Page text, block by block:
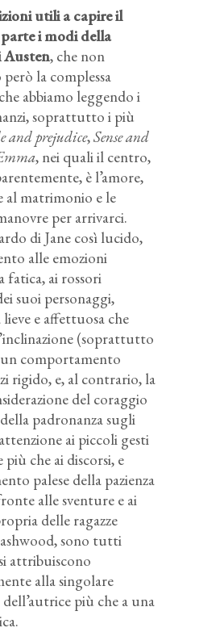
utili a capire il
i modi della
, che non
però la complessa
abbiamo leggendo i
soprattutto i più
and prejudice,Sense and
, nei quali il centro,
è l’amore,
al matrimonio e le
per arrivarci.
di Jane così lucido,
alle emozioni
ai rossori
suoi personaggi,
e affettuosa che
(soprattutto
un comportamento
rigido, e, al contrario, la
del coraggio
padronanza sugli
ai piccoli gesti
più che ai discorsi, e
palese della pazienza
alle sventure e ai
delle ragazze
sono tutti
attribuiscono
alla singolare
più che a una